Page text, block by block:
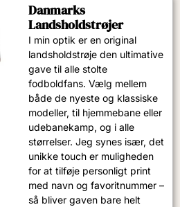
Danmarks
Landsholdstrøjer
I min optik er en original
landsholdstrøje den ultimative
gave til alle stolte
fodboldfans. Vælg mellem
både de nyeste og klassiske
modeller, til hjemmebane eller
udebanekamp, og i alle
størrelser. Jeg synes især, det
unikke touch er muligheden
for at tilføje personligt print
med navn og favoritnummer –
så bliver gaven bare helt